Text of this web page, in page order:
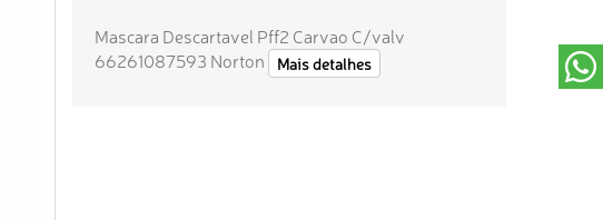
Mascara Descartavel Pff2 Carvao C/valv
66261087593 Norton
Mais detalhes